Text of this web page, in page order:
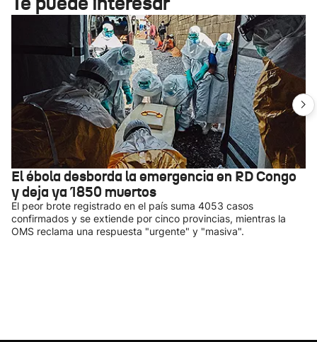
El ébola desborda la emergencia en RD Congo
y deja ya 1850 muertos
El peor brote registrado en el país suma 4053 casos
confirmados y se extiende por cinco provincias, mientras la
OMS reclama una respuesta "urgente" y "masiva".